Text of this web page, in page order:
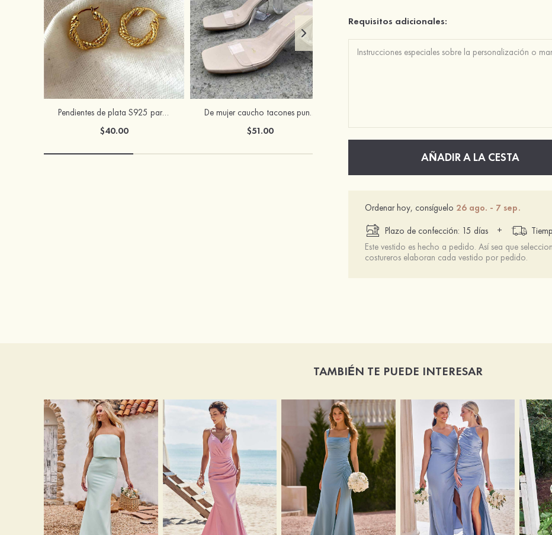
Pendientes de plata S925 para mujer exquisitos y a la moda
$40.00
De mujer caucho tacones punta abierta sandalias tacón cristal zapatos de moda
$51.00 $13.00
Requisitos adicionales:
AÑADIR A LA CESTA
Ordenar hoy, consíguelo 26 ago. - 7 sep.
Plazo de confección: 15 días
+
Este vestido es hecho a pedido. Así sea que
costureros elaboran cada vestido por pedido.
TAMBIÉN TE PUEDE INTERESAR